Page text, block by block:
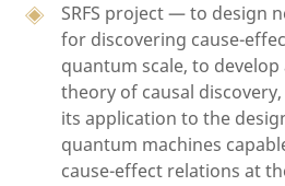
SRFS project — to design
for discovering cause-
quantum scale, to
theory of causal
its application to the
quantum machines
cause-effect relations at